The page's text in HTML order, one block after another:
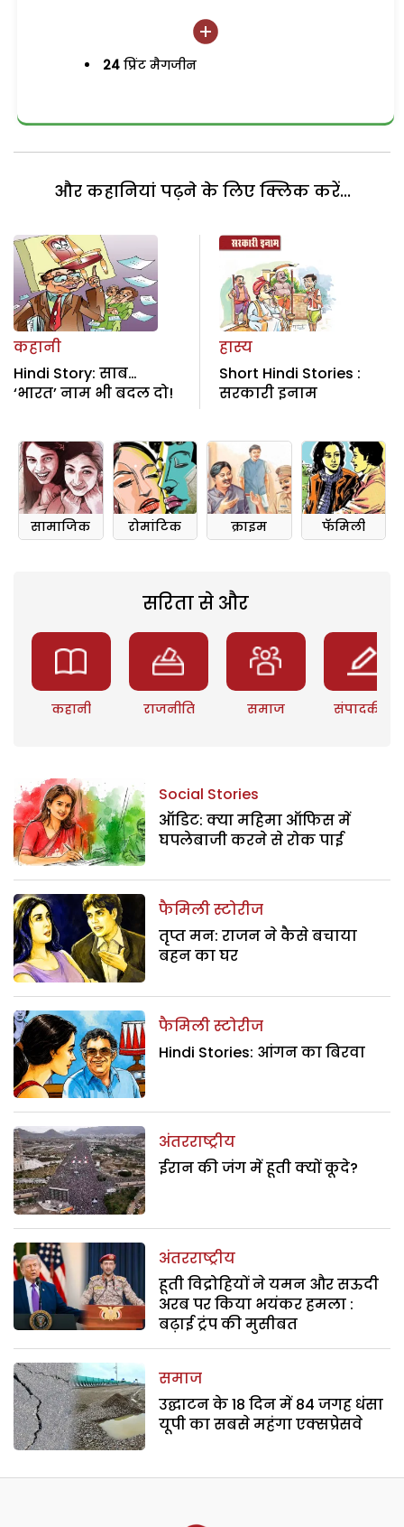
24 प्रिंट मैगजीन
और कहानियां पढ़ने के लिए क्लिक करें...
कहानी
Hindi Story: साब…
‘भारत’ नाम भी बदल दो!
हास्य
Short Hindi Stories :
सरकारी इनाम
सामाजिक रोमांटिक क्राइम फॅमिली
सरिता से और
कहानी राजनीति समाज संपादकीय
Social Stories
ऑडिट: क्या महिमा ऑफिस में
घपलेबाजी करने से रोक पाई
फैमिली स्टोरीज
तृप्त मन: राजन ने कैसे बचाया
बहन का घर
फैमिली स्टोरीज
Hindi Stories: आंगन का बिरवा
अंतरराष्ट्रीय
ईरान की जंग में हूती क्यों कूदे?
अंतरराष्ट्रीय
हूती विद्रोहियों ने यमन और सऊदी
अरब पर किया भयंकर हमला :
बढ़ाई ट्रंप की मुसीबत
समाज
उद्घाटन के 18 दिन में 84 जगह धंसा
यूपी का सबसे महंगा एक्सप्रेसवे